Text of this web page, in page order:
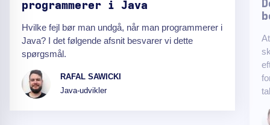
programmerer i Java
Hvilke fejl bør man undgå, når man programmerer i
Java? I det følgende afsnit besvarer vi dette
spørgsmål.
RAFAL SAWICKI
Java-udvikler